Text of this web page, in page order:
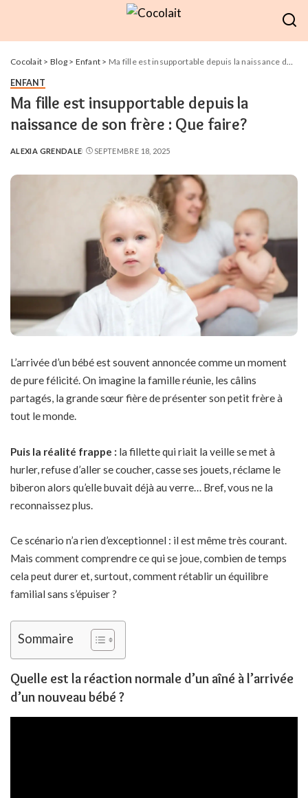
Cocolait > Blog> Enfant > Ma fille est insupportable depuis la naissance de son frère : Que faire?
ENFANT
Ma fille est insupportable depuis la
naissance de son frère : Que faire?
POSTED
ALEXIA GRENDALE SEPTEMBRE 18, 2025
L’arrivée d’un bébé est souvent annoncée comme un moment
de pure félicité. On imagine la famille réunie, les câlins
partagés, la grande sœur fière de présenter son petit frère à
tout le monde.
Puis la réalité frappe : la fillette qui riait la veille se met à
hurler, refuse d’aller se coucher, casse ses jouets, réclame le
biberon alors qu’elle buvait déjà au verre… Bref, vous ne la
reconnaissez plus.
Ce scénario n’a rien d’exceptionnel : il est même très courant.
Mais comment comprendre ce qui se joue, combien de temps
cela peut durer et, surtout, comment rétablir un équilibre
familial sans s’épuiser ?
Sommaire
Quelle est la réaction normale d’un aîné à l’arrivée
d’un nouveau bébé ?